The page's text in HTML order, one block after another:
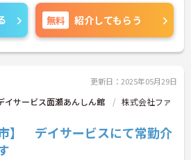
無料 紹介してもらう
更新日：2025年05月29日
イサービス面瀬あんしん館
株式会社ファ
市】 デイサービスにて常勤介